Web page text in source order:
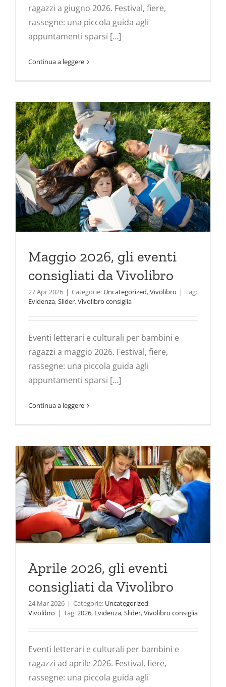
ragazzi a giugno 2026. Festival, fiere,
rassegne: una piccola guida agli
appuntamenti sparsi [...]
Continua a leggere
Maggio 2026, gli eventi
consigliati da Vivolibro
27 Apr 2026 | Categorie: Uncategorized,Vivolibro | Tag:
Evidenza,Slider,Vivolibro consiglia
Eventi letterari e culturali per bambini e
ragazzi a maggio 2026. Festival, fiere,
rassegne: una piccola guida agli
appuntamenti sparsi [...]
Continua a leggere
Aprile 2026, gli eventi
consigliati da Vivolibro
24 Mar 2026 | Categorie: Uncategorized,
Vivolibro | Tag:2026, Evidenza,Slider,Vivolibro consiglia
Eventi letterari e culturali per bambini e
ragazzi ad aprile 2026. Festival, fiere,
rassegne: una piccola guida agli